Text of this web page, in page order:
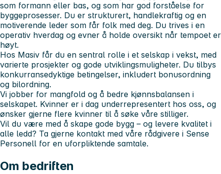
som formann eller bas, og som har god forståelse for
byggeprosesser. Du er strukturert, handlekraftig og en
motiverende leder som får folk med deg. Du trives i en
operativ hverdag og evner å holde oversikt når tempoet er
høyt.
Hos Masiv får du en sentral rolle i et selskap i vekst, med
varierte prosjekter og gode utviklingsmuligheter. Du tilbys
konkurransedyktige betingelser, inkludert bonusordning
og bilordning.
Vi jobber for mangfold og å bedre kjønnsbalansen i
selskapet. Kvinner er i dag underrepresentert hos oss, og
ønsker gjerne flere kvinner til å søke våre stilliger.
Vil du være med å skape gode bygg – og levere kvalitet i
alle ledd? Ta gjerne kontakt med våre rådgivere i Sense
Personell for en uforpliktende samtale.
Om bedriften